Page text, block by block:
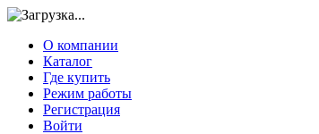
О компании
Каталог
Где купить
Режим работы
Регистрация
Войти